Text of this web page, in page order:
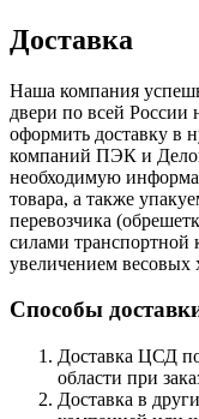
Доставка
Наша компания
двери по всей
оформить доставку в
компаний ПЭК и
необходимую
товара, а также
перевозчика
силами транспортной
увеличением весовых
Способы
Доставка ЦСД
области при
Доставка в